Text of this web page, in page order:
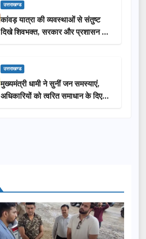
उत्तराखण्ड
कांवड़ यात्रा की व्यवस्थाओं से संतुष्ट
दिखे शिवभक्त, सरकार और प्रशासन की
सराहना…
उत्तराखण्ड
मुख्यमंत्री धामी ने सुनीं जन समस्याएं,
अधिकारियों को त्वरित समाधान के दिए
निर्देश